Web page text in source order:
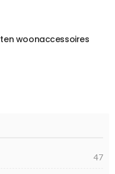
woonaccessoires
47